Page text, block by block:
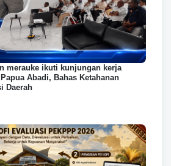
merauke ikuti kunjungan kerja
Abadi, Bahas Ketahanan
Daerah